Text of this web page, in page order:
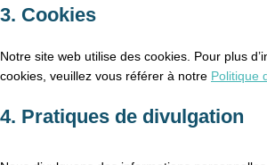
3. Cookies
Notre site web utilise des cookies. Pour plus
cookies, veuillez vous référer à notre Politique
4. Pratiques de divulgation